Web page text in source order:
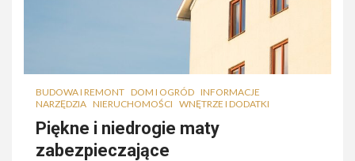
BUDOWA I REMONT DOM I OGRÓD INFORMACJE
NARZĘDZIA NIERUCHOMOŚCI WNĘTRZE I DODATKI
Piękne i niedrogie maty
zabezpieczające